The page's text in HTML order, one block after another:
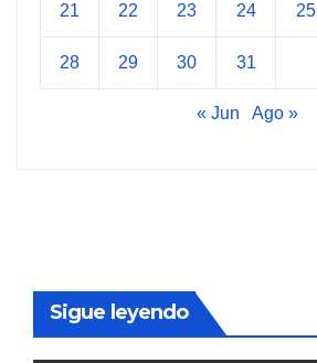
21 22 23 24 25
28 29 30 31
« Jun Ago »
Sigue leyendo